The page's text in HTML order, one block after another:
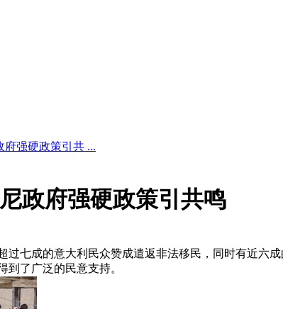
府强硬政策引共 ...
政府强硬政策引共鸣
七成的意大利民众赞成遣返非法移民，同时有近六
了广泛的民意支持。